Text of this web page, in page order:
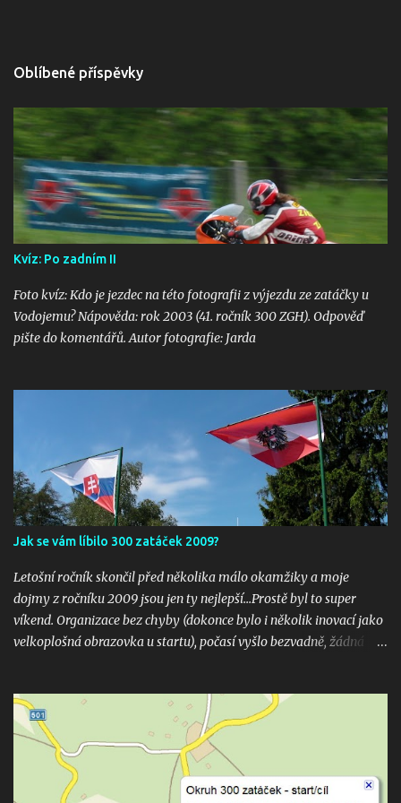
Oblíbené příspěvky
Kvíz: Po zadním II
Foto kvíz: Kdo je jezdec na této fotografii z výjezdu ze zatáčky u
Vodojemu? Nápověda: rok 2003 (41. ročník 300 ZGH). Odpověď
pište do komentářů. Autor fotografie: Jarda
Jak se vám líbilo 300 zatáček 2009?
Letošní ročník skončil před několika málo okamžiky a moje
dojmy z ročníku 2009 jsou jen ty nejlepší...Prostě byl to super
víkend. Organizace bez chyby (dokonce bylo i několik inovací jako
velkoplošná obrazovka u startu), počasí vyšlo bezvadně, žádná
email 300zatacek@gmail.com a podělte se s ostatními, budou
uveřejněny na těchto stránkých. Dík. A jak se líbily Zatáčky vám?
Pište do komentářů...